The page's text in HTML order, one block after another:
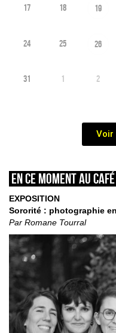
17 18 19
24 25 26
31 1 2
Voir
En ce moment au café
EXPOSITION
Sororité : photographie
Par Romane Tourral